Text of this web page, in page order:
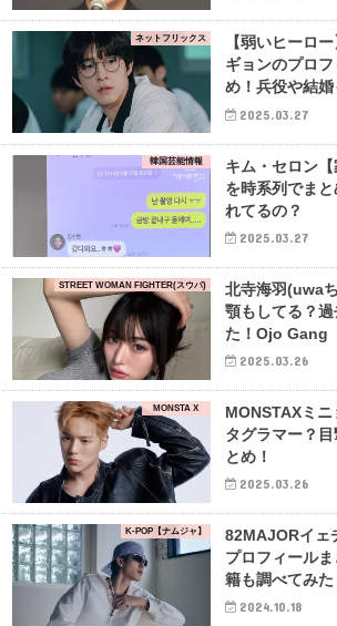
ネットフリックス
【弱いヒーロ
ギョンのプロ
め！兵役や結婚
2025.03.27
韓国芸能情報
キム・セロン
を時系列でま
れてるの？
2025.03.27
STREET WOMAN FIGHTER(スウパ)
北寺海羽(uwa
顎もしてる？
た！Ojo Gang
2025.03.26
MONSTA X
MONSTAXミ
タグラマー？
とめ！
2025.03.26
K-POP【ナムジャ】
82MAJORイェ
プロフィール
籍も調べてみた
2024.10.18